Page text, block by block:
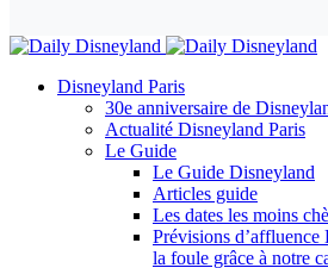
Disneyland Paris
30e anniversaire de
Actualité Disneyland Paris
Le Guide
Le Guide Disneyland
Articles guide
Les dates les moins
Prévisions
la foule grâce à notre